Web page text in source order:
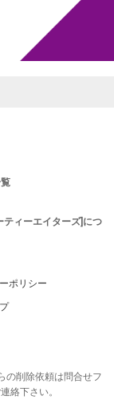
ィーエイターズ]につ
ポリシー
の削除依頼は問合せフ
絡下さい。